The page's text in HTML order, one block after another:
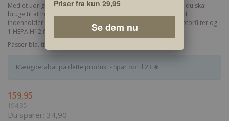
Med et uoriginalt Starter Kit til Electrolux S-bag får du alt hvad du skal
bruge til at holde din støvsuger i topform. Electrolux starter kit
indenholder 10 støvsugerposer, 10 duftstave (sommer), 1 motorfilter og
1 HEPA H12 filter. Se kompatibilitet.
Passer bla. til Electrolux Ultra Silencer & Electrolux Ultra One.
Mængderabat på dette produkt - Spar op til 23 %
159,95
194,85
Du sparer: 34,90
Priser fra kun 29,95
Se dem nu